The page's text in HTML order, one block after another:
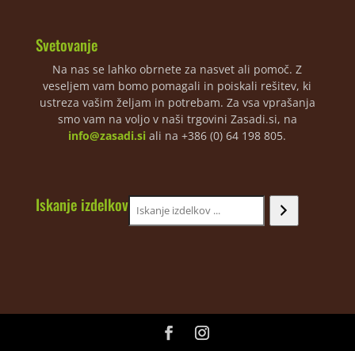
Svetovanje
Na nas se lahko obrnete za nasvet ali pomoč. Z
veseljem vam bomo pomagali in poiskali rešitev, ki
ustreza vašim željam in potrebam. Za vsa vprašanja
smo vam na voljo v naši trgovini Zasadi.si, na
info@zasadi.si ali na +386 (0) 64 198 805.
Iskanje izdelkov